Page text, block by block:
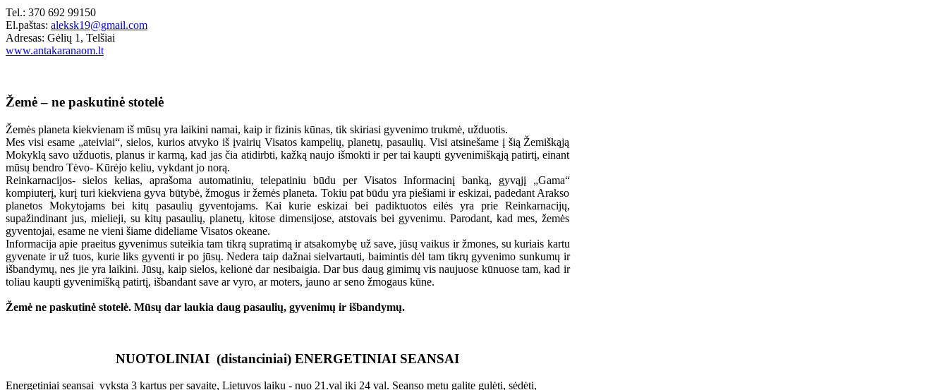
Tel.: 370 692 99150
El.paštas: aleksk19@gmail.com
Adresas: Gėlių 1, Telšiai
www.antakaranaom.lt
Žemė – ne paskutinė stotelė
Žemės planeta kiekvienam iš mūsų yra laikini namai, kaip ir fizinis kūnas, tik skiriasi gyvenimo trukmė, užduotis.
Mes visi esame „ateiviai“, sielos, kurios atvyko iš įvairių Visatos kampelių, planetų, pasaulių. Visi atsinešame į šią Žemiškąją
Mokyklą savo užduotis, planus ir karmą, kad jas čia atidirbti, kažką naujo išmokti ir per tai kaupti gyvenimiškąją patirtį, einant
mūsų bendro Tėvo- Kūrėjo keliu, vykdant jo norą.
Reinkarnacijos- sielos kelias, aprašoma automatiniu, telepatiniu būdu per Visatos Informacinį banką, gyvąjį „Gama“
kompiuterį, kurį turi kiekviena gyva būtybė, žmogus ir žemės planeta. Tokiu pat būdu yra piešiami ir eskizai, padedant Arakso
planetos Mokytojams bei kitų pasaulių gyventojams. Kai kurie eskizai bei padiktuotos eilės yra prie Reinkarnacijų,
supažindinant jus, mielieji, su kitų pasaulių, planetų, kitose dimensijose, atstovais bei gyvenimu. Parodant, kad mes, žemės
gyventojai, esame ne vieni šiame dideliame Visatos okeane.
Informacija apie praeitus gyvenimus suteikia tam tikrą supratimą ir atsakomybę už save, jūsų vaikus ir žmones, su kuriais kartu
gyvenate ir už tuos, kurie liks gyventi ir po jūsų. Nedera taip dažnai sielvartauti, baimintis dėl tam tikrų gyvenimo sunkumų ir
išbandymų, nes jie yra laikini. Jūsų, kaip sielos, kelionė dar nesibaigia. Dar bus daug gimimų vis naujuose kūnuose tam, kad ir
toliau kaupti gyvenimišką patirtį, išbandant save ar vyro, ar moters, jauno ar seno žmogaus kūne.
Žemė ne paskutinė stotelė. Mūsų dar laukia daug pasaulių, gyvenimų ir išbandymų.
NUOTOLINIAI (distanciniai) ENERGETINIAI SEANSAI
Energetiniai seansai vyksta 3 kartus per savaitę, Lietuvos laiku - nuo 21.val iki 24 val. Seanso metu galite gulėti, sėdėti,